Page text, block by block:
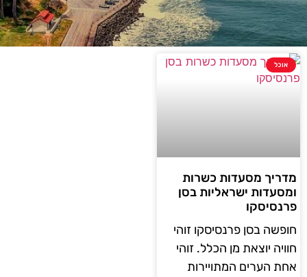
אוכל
מדריך מסעדות כשרות
ומסעדות ישראליות בסן
פרנסיסקו
חופשה בסן פרנסיסקו זוהי
חוויה יוצאת מן הכלל. זוהי
אחת הערים המתויירות